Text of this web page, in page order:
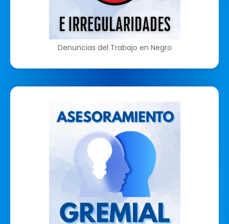
Denuncias del Trabajo en Negro